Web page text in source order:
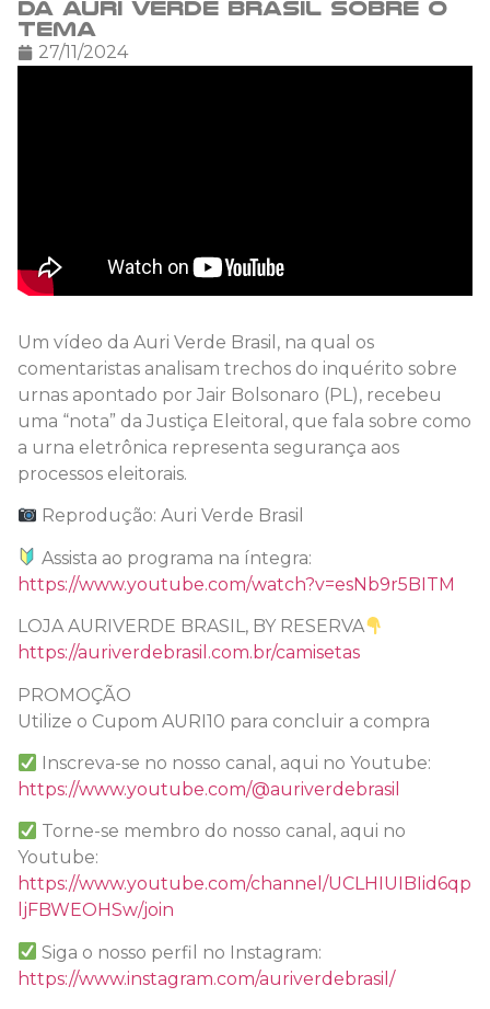
da Auri Verde Brasil sobre o
tema
27/11/2024
Um vídeo da Auri Verde Brasil, na qual os
comentaristas analisam trechos do inquérito sobre
urnas apontado por Jair Bolsonaro (PL), recebeu
uma “nota” da Justiça Eleitoral, que fala sobre como
a urna eletrônica representa segurança aos
processos eleitorais.
Reprodução: Auri Verde Brasil
Assista ao programa na íntegra:
https://www.youtube.com/watch?v=esNb9r5BITM
LOJA AURIVERDE BRASIL, BY RESERVA
https://auriverdebrasil.com.br/camisetas
PROMOÇÃO
Utilize o Cupom AURI10 para concluir a compra
Inscreva-se no nosso canal, aqui no Youtube:
https://www.youtube.com/@auriverdebrasil
Torne-se membro do nosso canal, aqui no
Youtube:
https://www.youtube.com/channel/UCLHIUIBIid6qp
ljFBWEOHSw/join
Siga o nosso perfil no Instagram:
https://www.instagram.com/auriverdebrasil/